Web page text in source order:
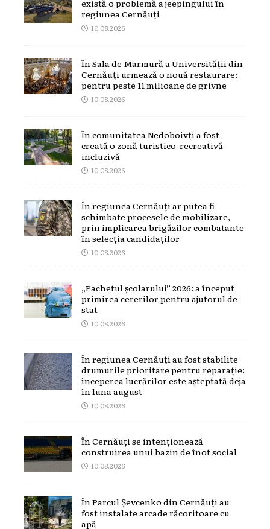
există o problemă a jeepingului în
regiunea Cernăuți
10.08.2026
În Sala de Marmură a Universității din
Cernăuți urmează o nouă restaurare:
pentru peste 11 milioane de grivne
10.08.2026
În comunitatea Nedoboivți a fost
creată o zonă turistico-recreativă
incluzivă
10.08.2026
În regiunea Cernăuți ar putea fi
schimbate procesele de mobilizare,
prin implicarea brigăzilor combatante
în selecția candidaților
10.08.2026
„Pachetul școlarului” 2026: a început
primirea cererilor pentru ajutorul de
stat
10.08.2026
În regiunea Cernăuți au fost stabilite
drumurile prioritare pentru reparație:
începerea lucrărilor este așteptată deja
în luna august
10.08.2026
În Cernăuți se intenționează
construirea unui bazin de înot social
10.08.2026
În Parcul Șevcenko din Cernăuți au
fost instalate arcade răcoritoare cu
apă